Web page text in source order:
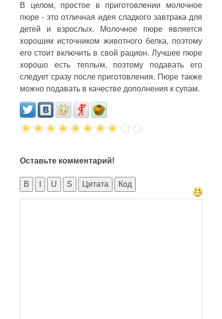
В целом, простое в приготовлении молочное
пюре - это отличная идея сладкого завтрака для
детей и взрослых. Молочное пюре является
хорошим источником животного белка, поэтому
его стоит включить в свой рацион. Лучшее пюре
хорошо есть теплым, поэтому подавать его
следует сразу после приготовления. Пюре также
можно подавать в качестве дополнения к супам.
Оставьте комментарий!
B U S Цитата Код